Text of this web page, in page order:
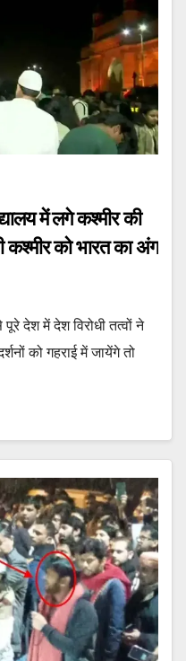
में लगे कश्मीर की
कश्मीर को भारत का अंग
देश में देश विरोधी तत्वों ने
को गहराई में जायेंगे तो